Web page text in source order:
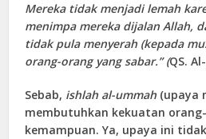
Mereka tidak menjadi lemah
menimpa mereka dijalan Allah,
tidak pula menyerah (kepada
orang-orang yang sabar.” (QS.
Sebab, ishlah al-ummah (upaya
membutuhkan kekuatan
kemampuan. Ya, upaya ini